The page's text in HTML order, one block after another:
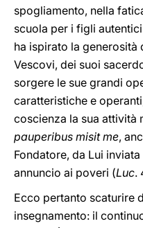
spogliamento, nella
scuola per i figli
ha ispirato la generosità
Vescovi, dei suoi
sorgere le sue grandi
caratteristiche e
coscienza la sua attività
pauperibus misit me,
Fondatore, da Lui
annuncio ai poveri (Luc.
Ecco pertanto scaturire
insegnamento: il